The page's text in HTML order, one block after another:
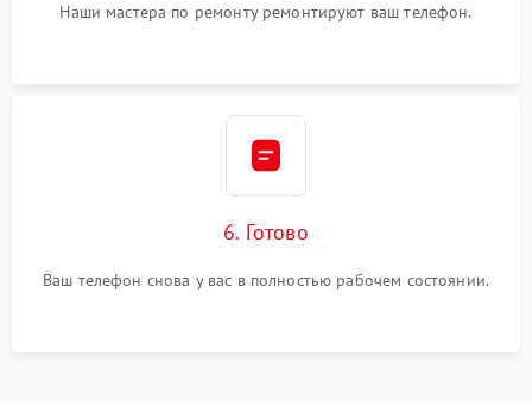
Наши мастера по ремонту ремонтируют ваш телефон.
6. Готово
Ваш телефон снова у вас в полностью рабочем состоянии.